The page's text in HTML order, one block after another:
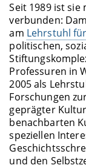
Seit 1989 ist
verbunden:
am Lehrstuhl
politischen,
Professuren in
2005 als
Forschungen
geprägter
benachbarten
speziellen
und den